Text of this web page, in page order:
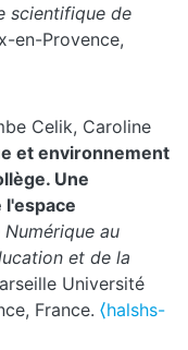
scientifique de
en-Provence,
Celik, Caroline
et environnement
Une
l'espace
au
et de la
Université
France. ⟨halshs-